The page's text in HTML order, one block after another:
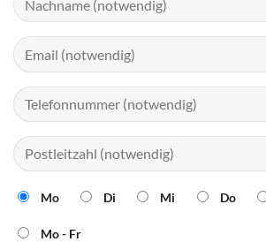
Mo Di Mi Do
Mo - Fr